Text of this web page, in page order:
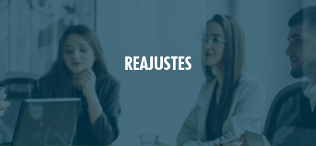
REAJUSTES